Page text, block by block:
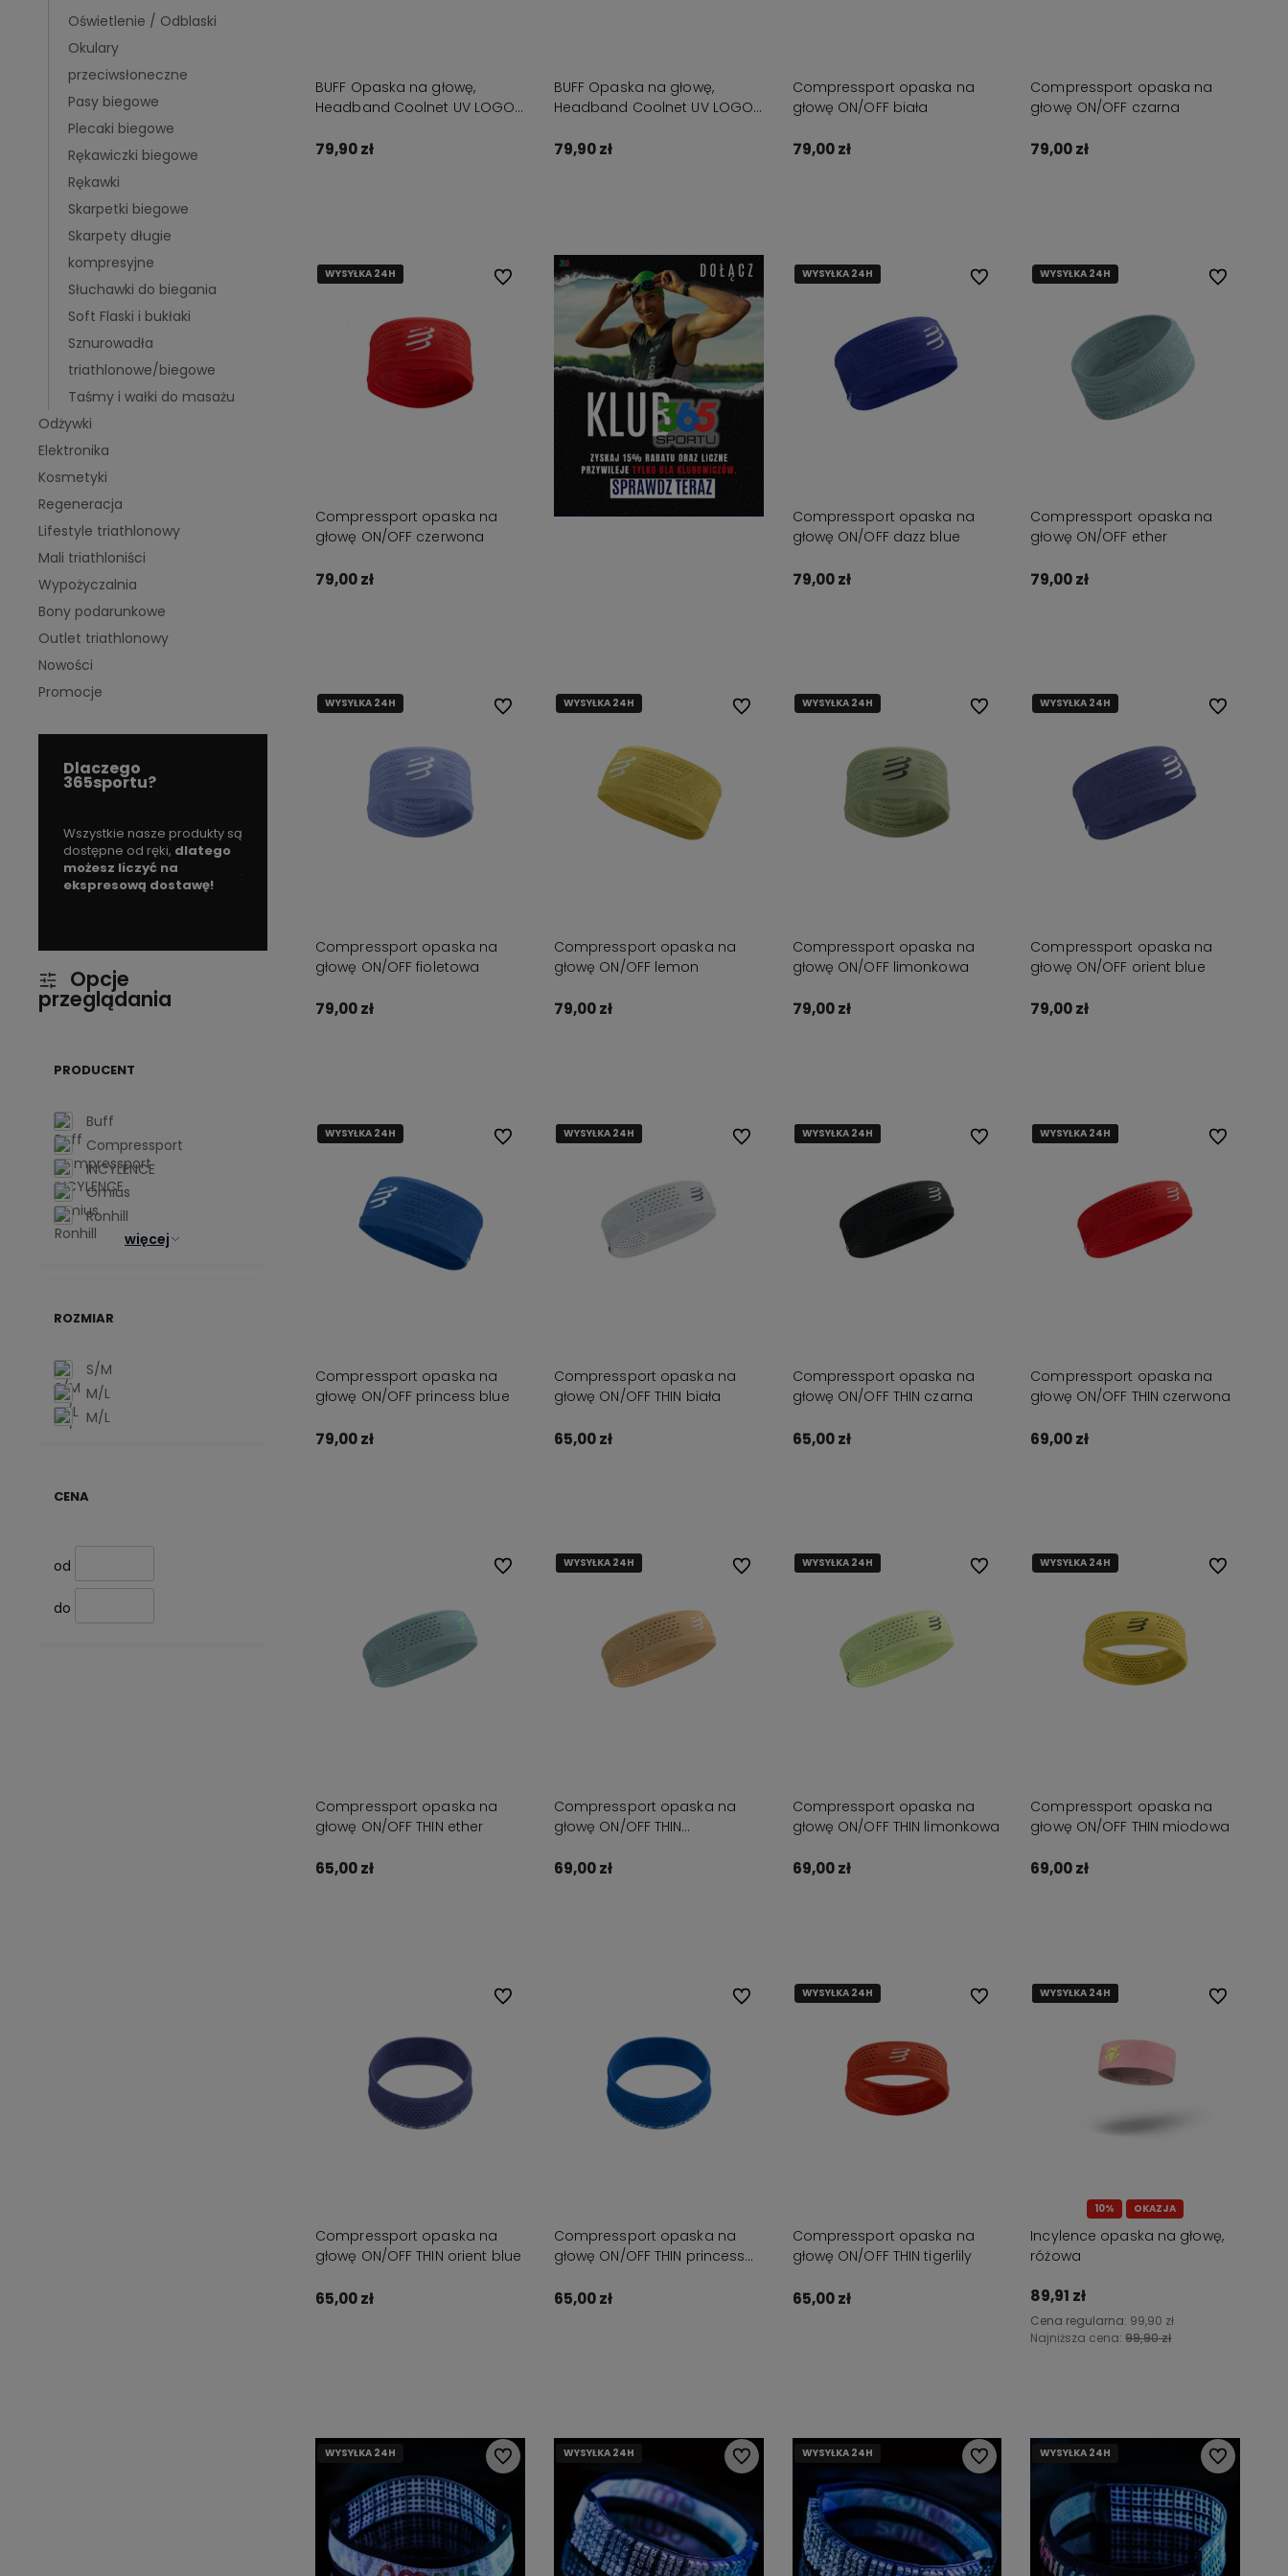
Oświetlenie / Odblaski
Okulary
przeciwsłoneczne
Pasy biegowe
Plecaki biegowe
Rękawiczki biegowe
Rękawki
Skarpetki biegowe
Skarpety długie
kompresyjne
Słuchawki do biegania
Soft Flaski i bukłaki
Sznurowadła
triathlonowe/biegowe
Taśmy i wałki do masażu
Odżywki
Elektronika
Kosmetyki
Regeneracja
Lifestyle triathlonowy
Mali triathloniści
Wypożyczalnia
Bony podarunkowe
Outlet triathlonowy
Nowości
Promocje
Dlaczego
365sportu?
Skorzystaj z darmowej
dostawy
już od149 zł!
Sami trenujemy triathlon,
Wszystkie nasze produkty są
Opcje
przeglądania
PRODUCENT
Buff
Compressport
INCYLENCE
Omius
Ronhill
więcej
ROZMIAR
S/M
M/L
M/L
CENA
od
do
BUFF Opaska na głowę,
Headband Coolnet UV LOGO
79,90 zł
BUFF Opaska na głowę,
Headband Coolnet UV LOGO
79,90 zł
Compressport opaska na
głowę ON/OFF biała
79,00 zł
Compressport opaska na
głowę ON/OFF czarna
79,00 zł
WYSYŁKA 24H
WYSYŁKA 24H
WYSYŁKA 24H
Compressport opaska na
głowę ON/OFF czerwona
79,00 zł
Do ulubionych WYSYŁKA 24H
WYSYŁKA 24H
WYSYŁKA 24H
Compressport opaska na
głowę ON/OFF dazz blue
79,00 zł
Do ulubionychWYSYŁKA 24H
Compressport opaska na
głowę ON/OFF ether
79,00 zł
Do
WYSYŁKA 24H
Compressport opaska na
głowę ON/OFF fioletowa
79,00 zł
Do ulubionychWYSYŁKA 24H
Compressport opaska na
głowę ON/OFF lemon
79,00 zł
Do ulubionychWYSYŁKA 24H
Compressport opaska na
głowę ON/OFF limonkowa
79,00 zł
Do ulubionychWYSYŁKA 24H
Compressport opaska na
głowę ON/OFF orient blue
79,00 zł
Do
WYSYŁKA 24H
Compressport opaska na
głowę ON/OFF princess blue
79,00 zł
Do ulubionychWYSYŁKA 24H
WYSYŁKA 24H
WYSYŁKA 24H
WYSYŁKA 24H
Compressport opaska na
głowę ON/OFF THIN biała
65,00 zł
Do ulubionychWYSYŁKA 24H
WYSYŁKA 24H
WYSYŁKA 24H
WYSYŁKA 24H
Compressport opaska na
głowę ON/OFF THIN czarna
65,00 zł
Do ulubionychWYSYŁKA 24H
WYSYŁKA 24H
WYSYŁKA 24H
WYSYŁKA 24H
Compressport opaska na
głowę ON/OFF THIN czerwona
69,00 zł
Do
Compressport opaska na
głowę ON/OFF THIN ether
65,00 zł
Do ulubionychWYSYŁKA 24H
WYSYŁKA 24H
WYSYŁKA 24H
Compressport opaska na
głowę ON/OFF THIN
69,00 zł
Do ulubionychWYSYŁKA 24H
WYSYŁKA 24H
WYSYŁKA 24H
Compressport opaska na
głowę ON/OFF THIN limonkowa
69,00 zł
Do ulubionychWYSYŁKA 24H
Compressport opaska na
głowę ON/OFF THIN miodowa
69,00 zł
Do
Compressport opaska na
głowę ON/OFF THIN orient blue
65,00 zł
Do ulubionych
Compressport opaska na
głowę ON/OFF THIN princess
65,00 zł
Do ulubionychWYSYŁKA 24H
Compressport opaska na
głowę ON/OFF THIN tigerlily
65,00 zł
Do ulubionych
10% OKAZJA
WYSYŁKA 24H
WYSYŁKA 24H
WYSYŁKA 24H
WYSYŁKA 24H
Incylence opaska na głowę,
różowa
89,91 zł
Cena regularna: 99,90 zł
Najniższa cena:99,90 zł
Do
WYSYŁKA 24H Do ulubionychWYSYŁKA 24H
WYSYŁKA 24H
WYSYŁKA 24H
WYSYŁKA 24H Do ulubionychWYSYŁKA 24H
WYSYŁKA 24H
WYSYŁKA 24H
WYSYŁKA 24H Do ulubionychWYSYŁKA 24H
WYSYŁKA 24H
WYSYŁKA 24H Do